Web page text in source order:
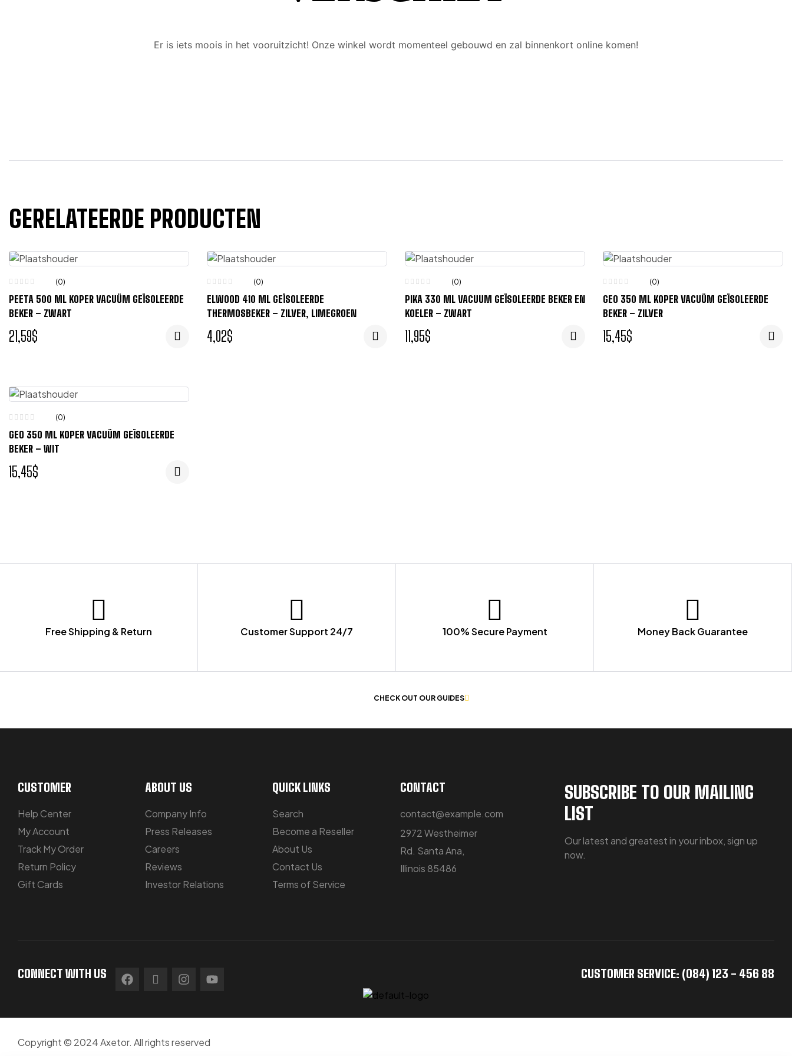
Er is iets moois in het vooruitzicht! Onze winkel wordt momenteel gebouwd en zal binnenkort online komen!
GERELATEERDE PRODUCTEN
(0)
PEETA 500 ML KOPER VACUÜM GEÏSOLEERDE
BEKER – ZWART
21,59$
(0)
ELWOOD 410 ML GEÏSOLEERDE
THERMOSBEKER – ZILVER, LIMEGROEN
4,02$
(0)
PIKA 330 ML VACUUM GEÏSOLEERDE BEKER EN
KOELER – ZWART
11,95$
(0)
GEO 350 ML KOPER VACUÜM GEÏSOLEERDE
BEKER – ZILVER
15,45$
(0)
GEO 350 ML KOPER VACUÜM GEÏSOLEERDE
BEKER – WIT
15,45$
Free Shipping & Return Customer Support 24/7 100% Secure Payment Money Back Guarantee
CHECK OUT OUR GUIDES
CUSTOMER
Help Center
My Account
Track My Order
Return Policy
Gift Cards
ABOUT US
Company Info
Press Releases
Careers
Reviews
Investor Relations
QUICK LINKS
Search
Become a Reseller
About Us
Contact Us
Terms of Service
CONTACT
contact@example.com
2972 Westheimer
Rd. Santa Ana,
Illinois 85486
SUBSCRIBE TO OUR MAILING
LIST
Our latest and greatest in your inbox, sign up
now.
CONNECT WITH US CUSTOMER SERVICE: (084) 123 - 456 88
Copyright © 2024 Axetor. All rights reserved